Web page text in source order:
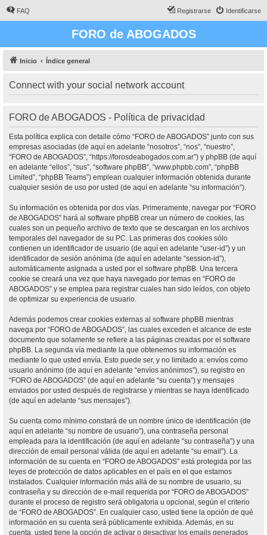
FAQ Identificarse
Registrarse
FORO de ABOGADOS
Inicio Índice general
Connect with your social network account
FORO de ABOGADOS - Política de privacidad
Esta política explica con detalle cómo “FORO de ABOGADOS” junto con sus
empresas asociadas (de aquí en adelante “nosotros”, “nos”, “nuestro”,
“FORO de ABOGADOS”, “https://forosdeabogados.com.ar”) y phpBB (de aquí
en adelante “ellos”, “sus”, “software phpBB”, “www.phpbb.com”, “phpBB
Limited”, “phpBB Teams”) emplean cualquier información obtenida durante
cualquier sesión de uso por usted (de aquí en adelante “su información”).
Su información es obtenida por dos vías. Primeramente, navegar por “FORO
de ABOGADOS” hará al software phpBB crear un número de cookies, las
cuales son un pequeño archivo de texto que se descargan en los archivos
temporales del navegador de su PC. Las primeras dos cookies sólo
contienen un identificador de usuario (de aquí en adelante “user-id”) y un
identificador de sesión anónima (de aquí en adelante “session-id”),
automáticamente asignada a usted por el software phpBB. Una tercera
cookie se creará una vez que haya navegado por temas en “FORO de
ABOGADOS” y se emplea para registrar cuales han sido leídos, con objeto
de optimizar su experiencia de usuario.
Además podemos crear cookies externas al software phpBB mientras
navega por “FORO de ABOGADOS”, las cuales exceden el alcance de este
documento que solamente se refiere a las páginas creadas por el software
phpBB. La segunda vía mediante la que obtenemos su información es
mediante lo que usted envía. Esto puede ser, y no limitado a: envíos como
usuario anónimo (de aquí en adelante “envíos anónimos”), su registro en
“FORO de ABOGADOS” (de aquí en adelante “su cuenta”) y mensajes
enviados por usted después de registrarse y mientras se haya identificado
(de aquí en adelante “sus mensajes”).
Su cuenta como mínimo constará de un nombre único de identificación (de
aquí en adelante “su nombre de usuario”), una contraseña personal
empleada para la identificación (de aquí en adelante “su contraseña”) y una
dirección de email personal válida (de aquí en adelante “su email”). La
información de su cuenta en “FORO de ABOGADOS” está protegida por las
leyes de protección de datos aplicables en el país en el que estamos
instalados. Cualquier información más allá de su nombre de usuario, su
contraseña y su dirección de e-mail requerida por “FORO de ABOGADOS”
durante el proceso de registro será obligatoria u opcional, según el criterio
de “FORO de ABOGADOS”. En cualquier caso, usted tiene la opción de qué
información en su cuenta será públicamente exhibida. Además, en su
cuenta, usted tiene la opción de activar o desactivar los emails generados